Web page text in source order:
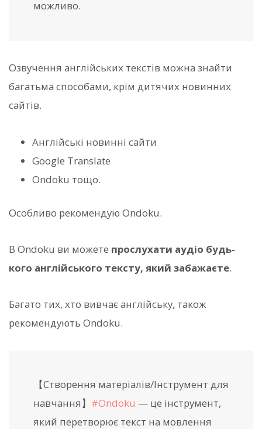
можливо.
Озвучення англійських текстів можна знайти
багатьма способами, крім дитячих новинних
сайтів.
Англійські новинні сайти
Google Translate
Ondoku тощо.
Особливо рекомендую Ondoku.
В Ondoku ви можете прослухати аудіо будь-
кого англійського тексту, який забажаєте.
Багато тих, хто вивчає англійську, також
рекомендують Ondoku.
【Створення матеріалів/Інструмент для
навчання】 #Ondoku — це інструмент,
який перетворює текст на мовлення